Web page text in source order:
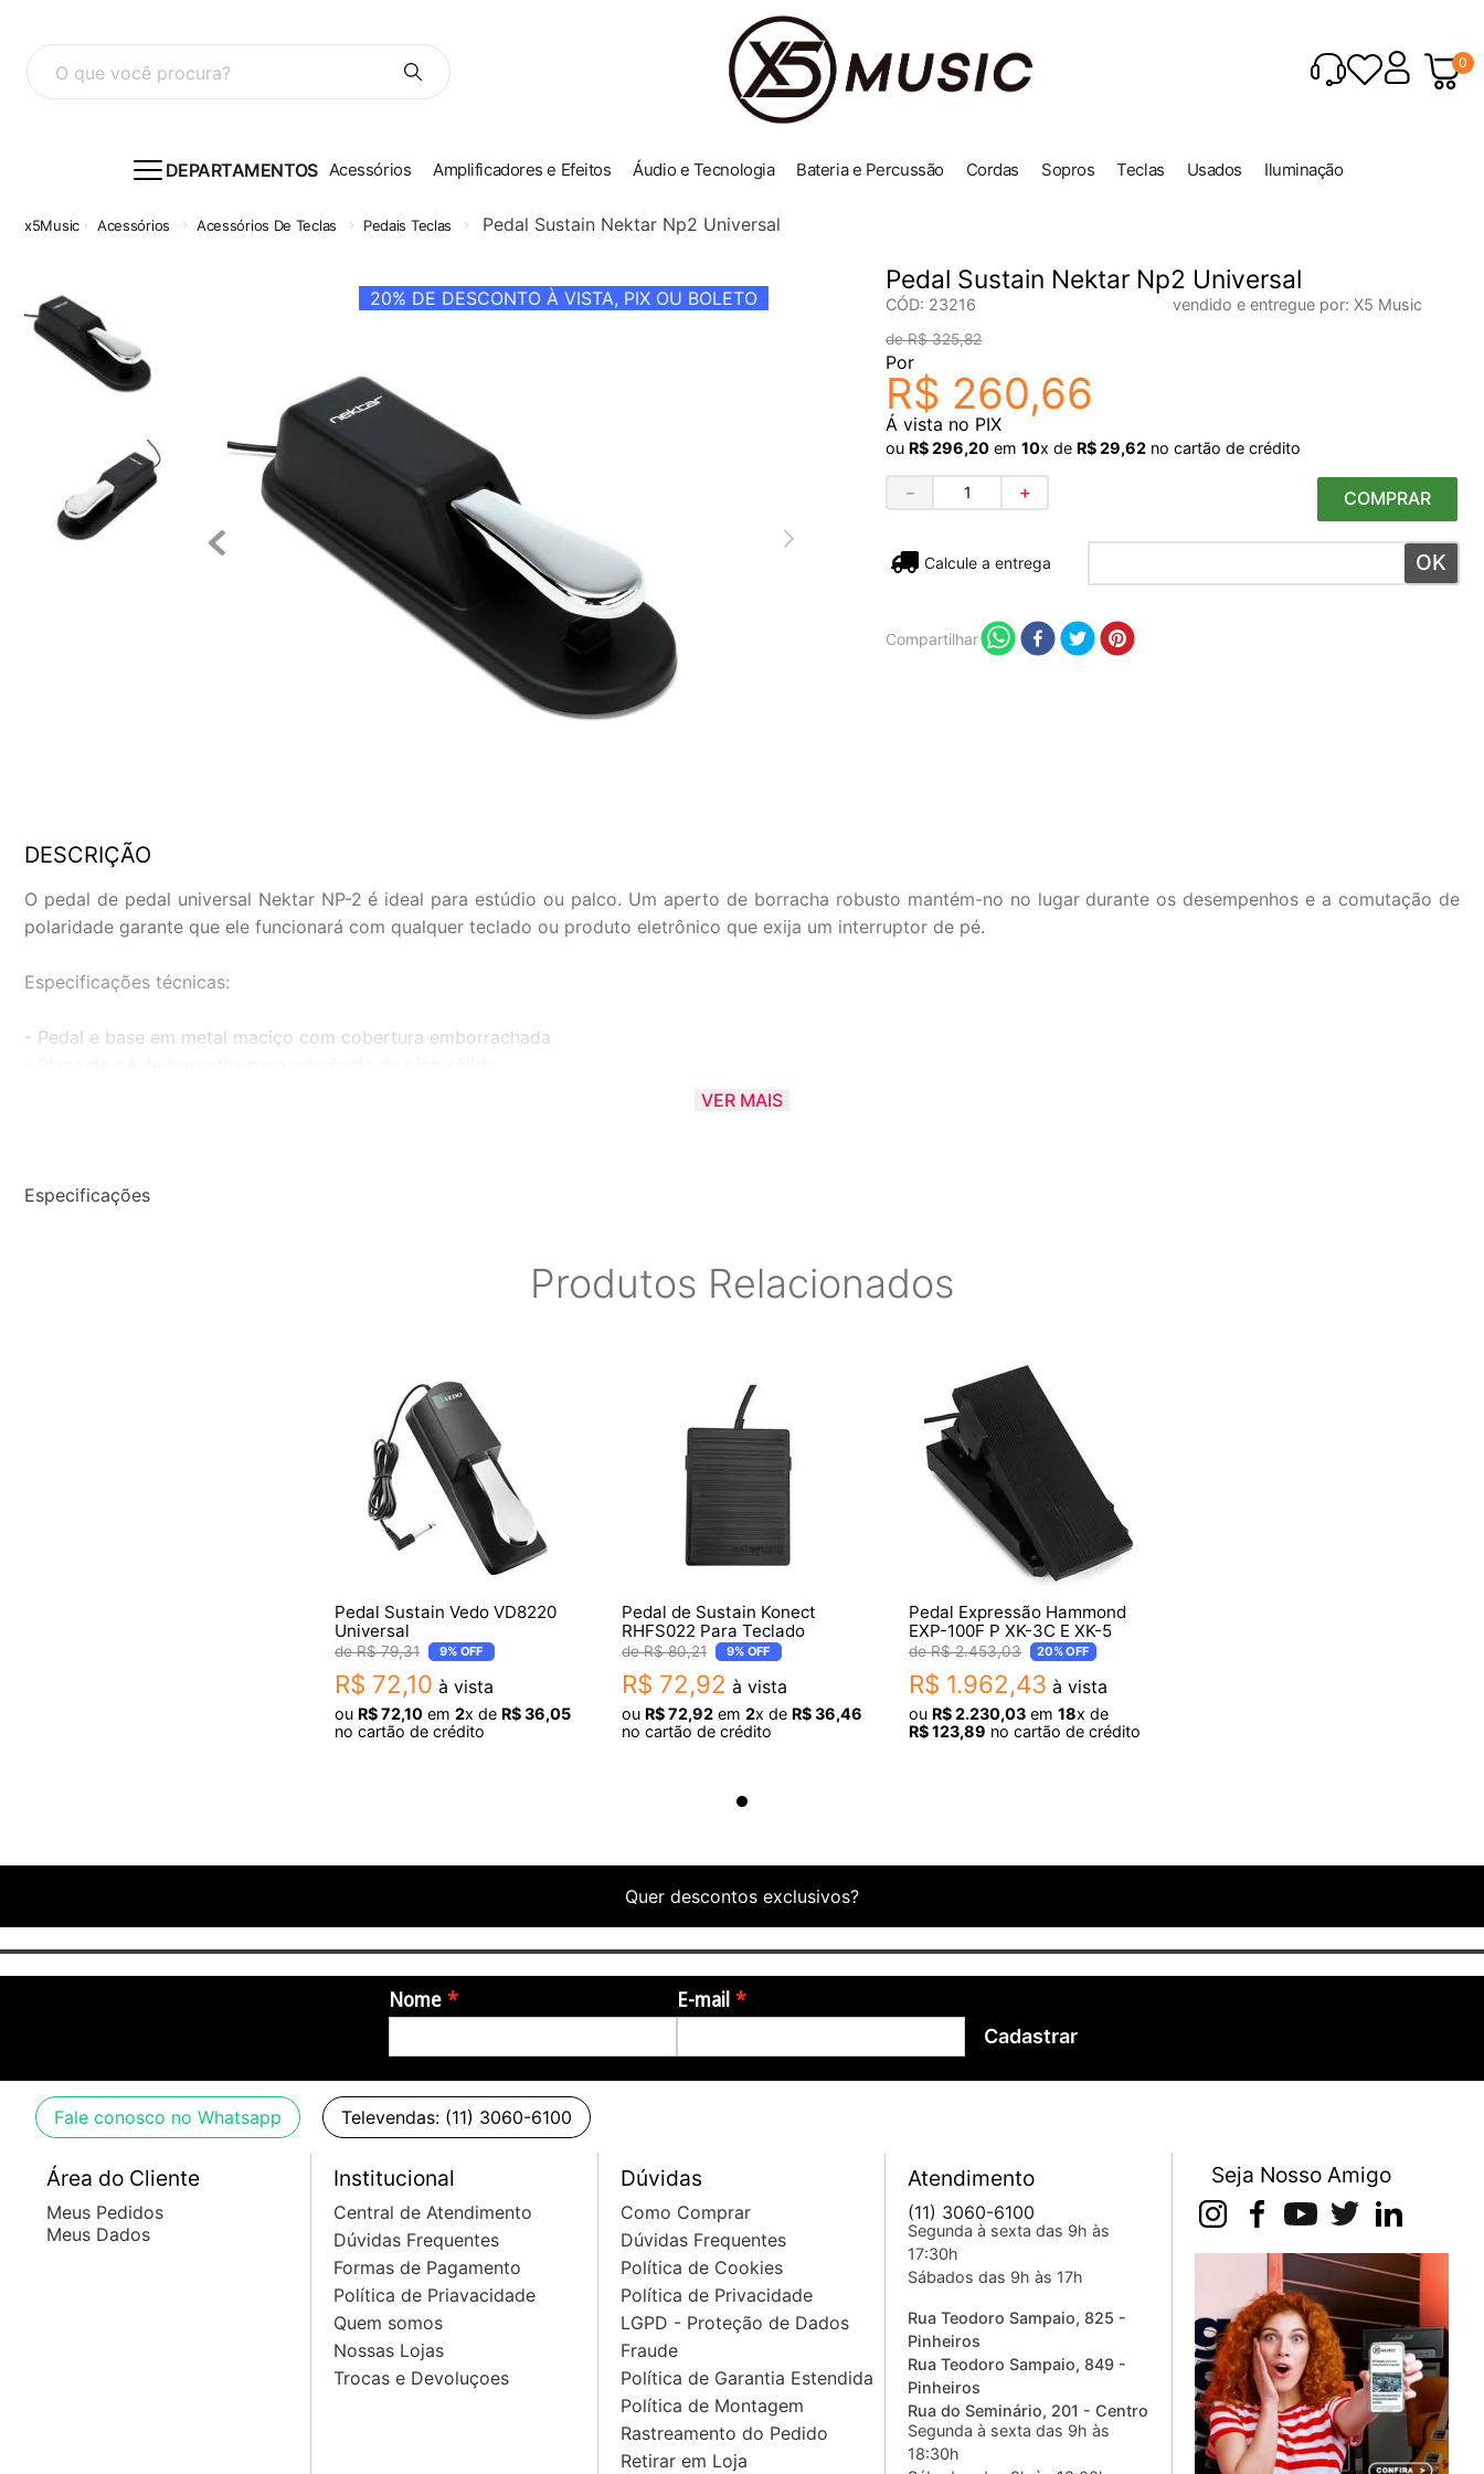
O que você procura? 0
DEPARTAMENTOS Acessórios Amplificadores e Efeitos Áudio e Tecnologia Bateria e Percussão Cordas Sopros Teclas Usados Iluminação
Acessórios Acessórios De Teclas Pedais Teclas Pedal Sustain Nektar Np2 Universal
20% DE DESCONTO À VISTA, PIX OU BOLETO
Pedal Sustain Nektar Np2 Universal
CÓD: 23216 vendido e entregue por: X5 Music
R$ 325,82
Por
R$ 260,66
Á vista no PIX
ou R$296,20 em 10x de R$29,62 no cartão de crédito
＋
－ COMPRAR
Não sei meu CEP
Compartilhar
DESCRIÇÃO
O pedal de pedal universal Nektar NP-2 é ideal para estúdio ou palco. Um aperto de borracha robusto mantém-no no lugar durante os desempenhos e a comutação de
polaridade garante que ele funcionará com qualquer teclado ou produto eletrônico que exija um interruptor de pé.
Especificações técnicas:
- Pedal e base em metal maciço com cobertura emborrachada
VER MAIS
Especificações
Produtos Relacionados
Pedal Sustain Vedo VD8220
Universal
R$ 79,31 9%OFF
R$ 72,10 à vista
ou R$72,10 em 2x de R$36,05
no cartão de crédito
Pedal de Sustain Konect
RHFS022 Para Teclado
R$ 80,21 9%OFF
R$ 72,92 à vista
ou R$72,92 em 2x de R$36,46
no cartão de crédito
Pedal Expressão Hammond
EXP-100F P XK-3C E XK-5
R$ 2.453,03 20%OFF
R$ 1.962,43 à vista
ou R$2.230,03 em 18x de
R$123,89 no cartão de crédito
Quer descontos exclusivos?
Nome E-mail
Cadastrar
Fale conosco no Whatsapp Televendas: (11) 3060-6100
Área do Cliente
Meus Pedidos
Meus Dados
Institucional
Central de Atendimento
Dúvidas Frequentes
Formas de Pagamento
Política de Priavacidade
Quem somos
Nossas Lojas
Trocas e Devoluçoes
Dúvidas
Como Comprar
Dúvidas Frequentes
Política de Cookies
Política de Privacidade
LGPD - Proteção de Dados
Fraude
Política de Garantia Estendida
Política de Montagem
Rastreamento do Pedido
Retirar em Loja
Atendimento
(11) 3060-6100
Segunda à sexta das 9h às
17:30h
Sábados das 9h às 17h
Rua Teodoro Sampaio, 825 -
Pinheiros
Rua Teodoro Sampaio, 849 -
Pinheiros
Rua do Seminário, 201 - Centro
Segunda à sexta das 9h às
18:30h
Seja Nosso Amigo